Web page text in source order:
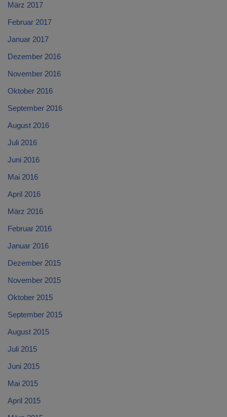
März 2017
Februar 2017
Januar 2017
Dezember 2016
November 2016
Oktober 2016
September 2016
August 2016
Juli 2016
Juni 2016
Mai 2016
April 2016
März 2016
Februar 2016
Januar 2016
Dezember 2015
November 2015
Oktober 2015
September 2015
August 2015
Juli 2015
Juni 2015
Mai 2015
April 2015